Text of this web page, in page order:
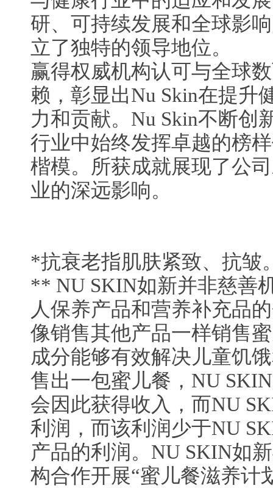
研、可持续发展和全球影
立了独特的领导地位。
赢得权威机构认可与全球
赖，彰显出Nu Skin在提升
力和贡献。Nu Skin不断创
行业中始终发挥卓越的榜
楷模。所获成就展现了公
业的深远影响。
*抗衰老指肌肤紧致、抗皱
** NU SKIN如新并非慈善
人保养产品和营养补充品
像销售其他产品一样销售
成分能够有效解决儿童饥
售出一包蜜儿餐，NU
会因此获得收入，而NU
利润，而该利润少于NU
产品的利润。NU SKIN如
构合作开展“蜜儿餐滋养计